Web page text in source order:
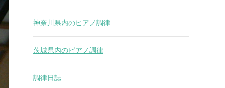
神奈川県内のピアノ調律
茨城県内のピアノ調律
調律日誌